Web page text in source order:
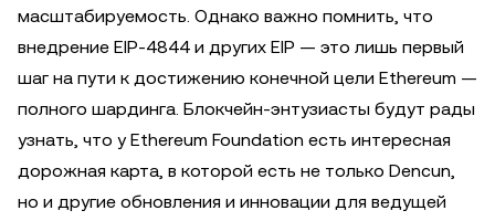
масштабируемость. Однако важно помнить, что
внедрение EIP-4844 и других EIP — это лишь первый
шаг на пути к достижению конечной цели Ethereum —
полного шардинга. Блокчейн-энтузиасты будут рады
узнать, что у Ethereum Foundation есть интересная
дорожная карта, в которой есть не только Dencun,
но и другие обновления и инновации для ведущей